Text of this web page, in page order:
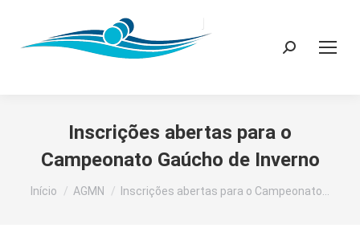
Search:
Inscrições abertas para o
Campeonato Gaúcho de Inverno
Você está aqui:
Início AGMN Inscrições abertas para o Campeonato…